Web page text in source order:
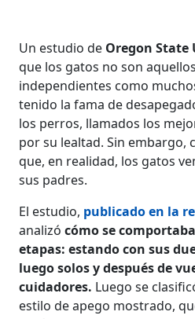
Un estudio de Oregon State
que los gatos no son
independientes como
tenido la fama de
los perros, llamados los
por su lealtad. Sin embargo,
que, en realidad, los gatos
sus padres.
El estudio, publicado en la
analizócómo se
etapas: estando con sus
luego solos y después de
cuidadores. Luego se
estilo de apego mostrado,